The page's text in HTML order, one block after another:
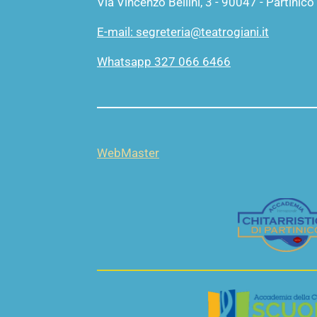
E-mail: segreteria@teatrogiani.it
Whatsapp 327 066 6466
WebMaster